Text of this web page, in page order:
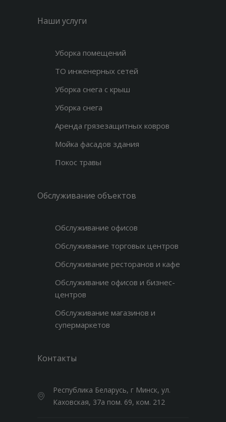
Наши услуги
Уборка помещений
ТО инженерных сетей
Уборка снега с крыш
Уборка снега
Аренда грязезащитных ковров
Мойка фасадов здания
Покос травы
Обслуживание объектов
Обслуживание офисов
Обслуживание торговых центров
Обслуживание ресторанов и кафе
Обслуживание офисов и бизнес-
центров
Обслуживание магазинов и
супермаркетов
Контакты
Республика Беларусь, г Минск, ул.
Каховская, 37а пом. 69, ком. 212